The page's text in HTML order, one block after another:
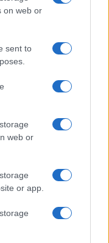
on web or
sent to
web or
or app.
tra case della
tensioni politiche